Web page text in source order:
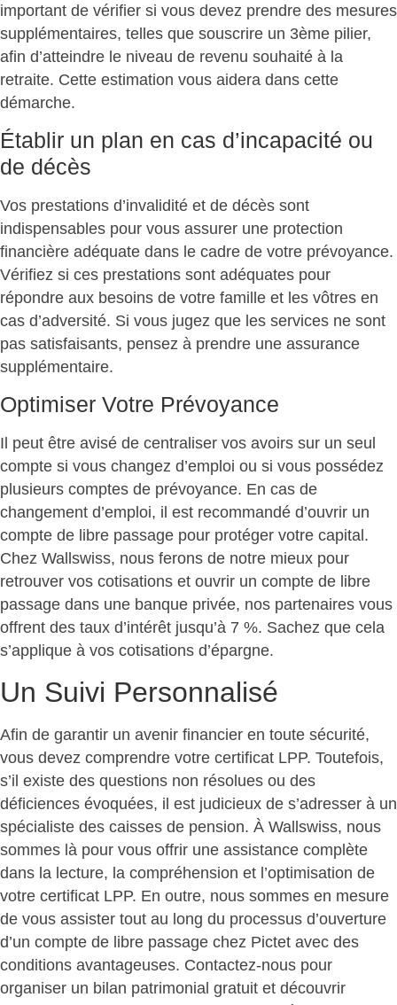
important de vérifier si vous devez prendre des mesures
supplémentaires, telles que souscrire un 3ème pilier,
afin d’atteindre le niveau de revenu souhaité à la
retraite. Cette estimation vous aidera dans cette
démarche.
Établir un plan en cas d’incapacité ou
de décès
Vos prestations d’invalidité et de décès sont
indispensables pour vous assurer une protection
financière adéquate dans le cadre de votre prévoyance.
Vérifiez si ces prestations sont adéquates pour
répondre aux besoins de votre famille et les vôtres en
cas d’adversité. Si vous jugez que les services ne sont
pas satisfaisants, pensez à prendre une assurance
supplémentaire.
Optimiser Votre Prévoyance
Il peut être avisé de centraliser vos avoirs sur un seul
compte si vous changez d’emploi ou si vous possédez
plusieurs comptes de prévoyance. En cas de
changement d’emploi, il est recommandé d’ouvrir un
compte de libre passage pour protéger votre capital.
Chez Wallswiss, nous ferons de notre mieux pour
retrouver vos cotisations et ouvrir un compte de libre
passage dans une banque privée, nos partenaires vous
offrent des taux d’intérêt jusqu’à 7 %. Sachez que cela
s’applique à vos cotisations d’épargne.
Un Suivi Personnalisé
Afin de garantir un avenir financier en toute sécurité,
vous devez comprendre votre certificat LPP. Toutefois,
s’il existe des questions non résolues ou des
déficiences évoquées, il est judicieux de s’adresser à un
spécialiste des caisses de pension. À Wallswiss, nous
sommes là pour vous offrir une assistance complète
dans la lecture, la compréhension et l’optimisation de
votre certificat LPP. En outre, nous sommes en mesure
de vous assister tout au long du processus d’ouverture
d’un compte de libre passage chez Pictet avec des
conditions avantageuses. Contactez-nous pour
organiser un bilan patrimonial gratuit et découvrir